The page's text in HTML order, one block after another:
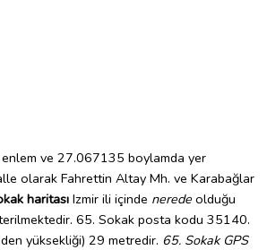
ve 27.067135 boylamda yer
olarak Fahrettin Altay Mh. ve Karabağlar
haritası Izmir ili içinde nerede olduğu
65. Sokak posta kodu 35140.
yüksekliği) 29 metredir. 65. Sokak GPS